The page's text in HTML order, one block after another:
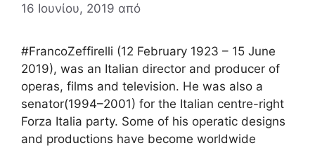
16 Ιουνίου, 2019 από
#FrancoZeffirelli (12 February 1923 – 15 June
2019), was an Italian director and producer of
operas, films and television. He was also a
senator(1994–2001) for the Italian centre-right
Forza Italia party. Some of his operatic designs
and productions have become worldwide